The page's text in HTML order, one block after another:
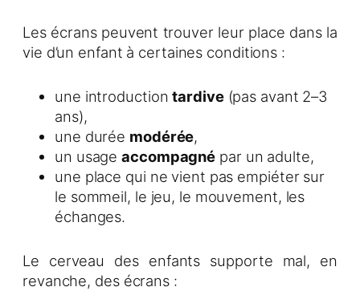
Les écrans peuvent trouver leur place dans la
vie d’un enfant à certaines conditions :
une introductiontardive(pas avant 2–3
ans),
une durée modérée,
un usageaccompagné par un adulte,
une place qui ne vient pas empiéter sur
le sommeil, le jeu, le mouvement, les
échanges.
Le cerveau des enfants supporte mal, en
revanche, des écrans :